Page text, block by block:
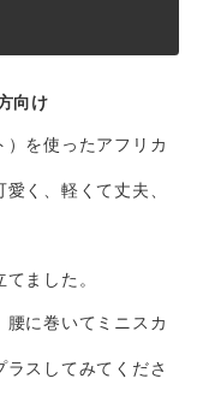
向け
を使ったアフリカ
く、軽くて丈夫、
ました。
に巻いてミニスカ
スしてみてくださ